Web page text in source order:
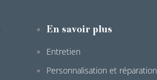
En savoir plus
Entretien
Personnalisation et réparation